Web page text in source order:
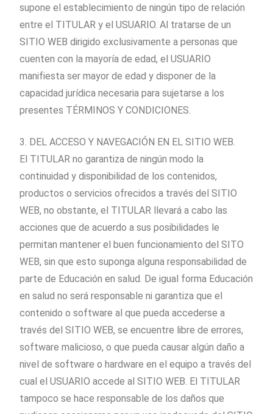
supone el establecimiento de ningún tipo de relación
entre el TITULAR y el USUARIO. Al tratarse de un
SITIO WEB dirigido exclusivamente a personas que
cuenten con la mayoría de edad, el USUARIO
manifiesta ser mayor de edad y disponer de la
capacidad jurídica necesaria para sujetarse a los
presentes TÉRMINOS Y CONDICIONES.
3. DEL ACCESO Y NAVEGACIÓN EN EL SITIO WEB.
El TITULAR no garantiza de ningún modo la
continuidad y disponibilidad de los contenidos,
productos o servicios ofrecidos a través del SITIO
WEB, no obstante, el TITULAR llevará a cabo las
acciones que de acuerdo a sus posibilidades le
permitan mantener el buen funcionamiento del SITO
WEB, sin que esto suponga alguna responsabilidad de
parte de Educación en salud. De igual forma Educación
en salud no será responsable ni garantiza que el
contenido o software al que pueda accederse a
través del SITIO WEB, se encuentre libre de errores,
software malicioso, o que pueda causar algún daño a
nivel de software o hardware en el equipo a través del
cual el USUARIO accede al SITIO WEB. El TITULAR
tampoco se hace responsable de los daños que